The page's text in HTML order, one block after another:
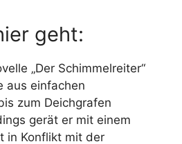
geht:
„Der Schimmelreiter“
aus einfachen
zum Deichgrafen
gerät er mit einem
in Konflikt mit der